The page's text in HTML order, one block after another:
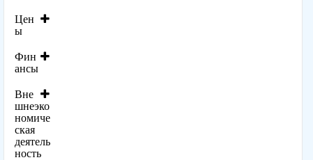
Цен
ы
Фин
ансы
Вне
шнеэко
номиче
ская
деятель
ность